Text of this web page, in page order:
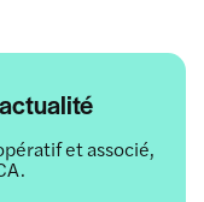
et associé,